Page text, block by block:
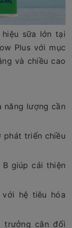
sữa lớn tại
Plus với mục
và chiều cao
năng lượng cần
phát triển chiều
B giúp cải thiện
hệ tiêu hóa
trưởng cân đối